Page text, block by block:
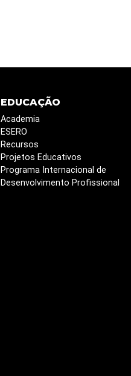
EDUCAÇÃO
Academia
ESERO
Recursos
Projetos Educativos
Programa Internacional de
Desenvolvimento Profissional